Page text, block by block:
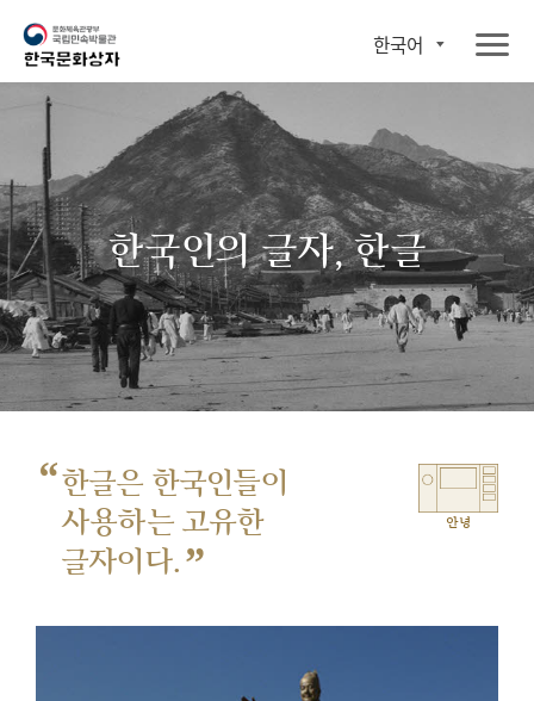
한국어
한국인의 글자, 한글
“한글은 한국인들이
사용하는 고유한
글자이다. ”
안녕